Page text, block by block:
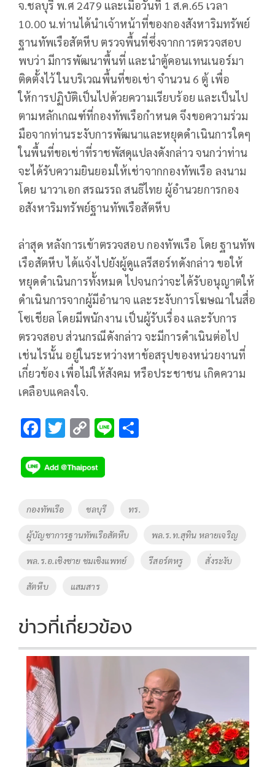
จ.ชลบุรี พ.ศ 2479 และเมื่อวันที่ 1 ส.ค.65 เวลา
10.00 น.ท่านได้นำเจ้าหน้าที่ของกองสังหาริมทรัพย์
ฐานทัพเรือสัตหีบ ตรวจพื้นที่ซึ่งจากการตรวจสอบ
พบว่า มีการพัฒนาพื้นที่ และนำตู้คอนเทนเนอร์มา
ติดตั้งไว้ ในบริเวณพื้นที่ขอเช่า จำนวน 6 ตู้ เพื่อ
ให้การปฏิบัติเป็นไปด้วยความเรียบร้อย และเป็นไป
ตามหลักเกณฑ์ที่กองทัพเรือกำหนด จึงขอความร่วม
มือจากท่านระงับการพัฒนาและหยุดดำเนินการใดๆ
ในพื้นที่ขอเช่าที่ราชพัสดุแปลงดังกล่าว จนกว่าท่าน
จะได้รับความยินยอมให้เช่าจากกองทัพเรือ ลงนาม
โดย นาวาเอก สรณรรถ สนธิไทย ผู้อำนวยการกอง
อสังหาริมทรัพย์ฐานทัพเรือสัตหีบ
ล่าสุด หลังการเข้าตรวจสอบ กองทัพเรือ โดย ฐานทัพ
เรือสัตหีบ ได้แจ้งไปยังผู้ดูแลรีสอร์ทดังกล่าว ขอให้
หยุดดำเนินการทั้งหมด ไปจนกว่าจะได้รับอนุญาตให้
ดำเนินการจากผู้มีอำนาจ และระงับการโฆษณาในสื่อ
โซเชียล โดยมีพนักงาน เป็นผู้รับเรื่อง และรับการ
ตรวจสอบ ส่วนกรณีดังกล่าว จะมีการดำเนินต่อไป
เช่นไรนั้น อยู่ในระหว่างหาข้อสรุปของหน่วยงานที่
เกี่ยวข้อง เพื่อไม่ให้สังคม หรือประชาชน เกิดความ
เคลือบแคลงใจ.
F
e
b
o
k
T
tt
er
C
p
y
Li
n
k
Li
Tags
กองทัพเรือ ชลบุรี ทร.
ผู้บัญชาการฐานทัพเรือสัตหีบ พล.ร.ท.สุทิน หลายเจริญ
พล.ร.อ.เชิงชาย ชมเชิงแพทย์ รีสอร์ตหรู สั่งระงับ
สัตหีบ แสมสาร
ข่าวที่เกี่ยวข้อง